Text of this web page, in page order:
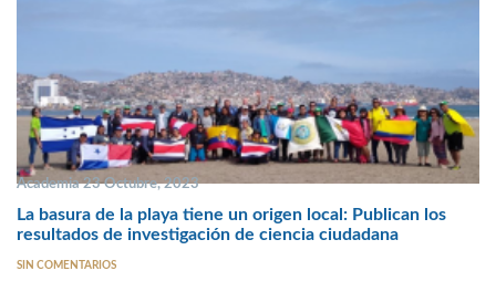
Academia 23 Octubre, 2023
La basura de la playa tiene un origen local: Publican los
resultados de investigación de ciencia ciudadana
SIN COMENTARIOS